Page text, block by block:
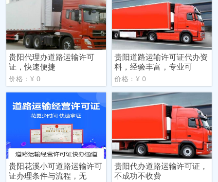
贵阳代理办道路运输许可
证，快速便捷
价格：¥ 0
贵阳道路运输许可证代办资
料，经验丰富，专业可
价格：¥ 0
贵阳花溪小可道路运输许可
证办理条件与流程，无
贵阳代办道路运输许可证，
不成功不收费